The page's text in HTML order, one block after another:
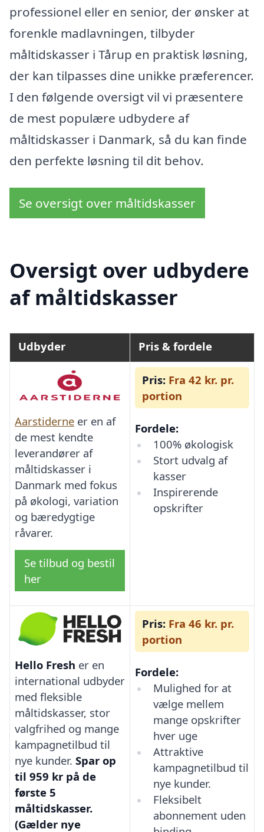
professionel eller en senior, der ønsker at
forenkle madlavningen, tilbyder
måltidskasser i Tårup en praktisk løsning,
der kan tilpasses dine unikke præferencer.
I den følgende oversigt vil vi præsentere
de mest populære udbydere af
måltidskasser i Danmark, så du kan finde
den perfekte løsning til dit behov.
Se oversigt over måltidskasser
Oversigt over udbydere
af måltidskasser
Udbyder Pris & fordele
Aarstiderne er en af
de mest kendte
leverandører af
måltidskasser i
Danmark med fokus
på økologi, variation
og bæredygtige
råvarer.
Se tilbud og bestil
her
Pris: Fra 42 kr. pr.
portion
Fordele:
100% økologisk
Stort udvalg af
kasser
Inspirerende
opskrifter
Hello Fresh er en
international udbyder
med fleksible
måltidskasser, stor
valgfrihed og mange
kampagnetilbud til
nye kunder. Spar op
til 959 kr på de
første 5
måltidskasser.
(Gælder nye
Pris: Fra 46 kr. pr.
portion
Fordele:
Mulighed for at
vælge mellem
mange opskrifter
hver uge
Attraktive
kampagnetilbud til
nye kunder.
Fleksibelt
abonnement uden